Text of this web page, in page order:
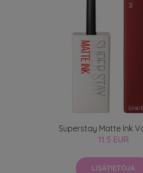
Superstay Matte Ink
11.5 EUR
LISÄTIETOJA